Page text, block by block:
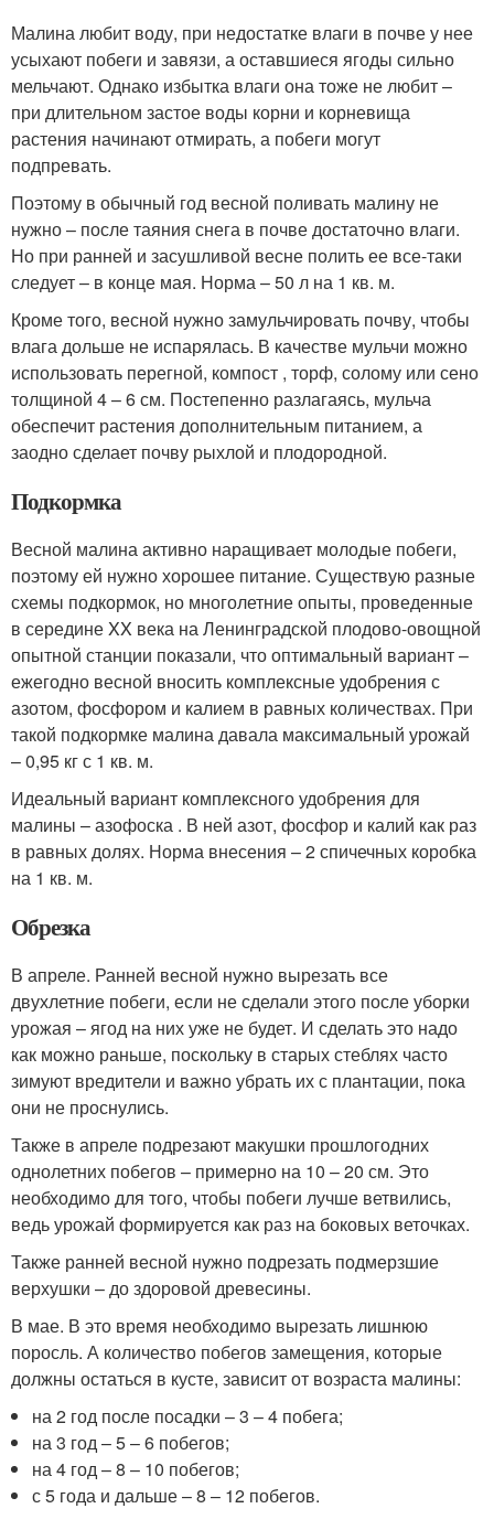
Малина любит воду, при недостатке влаги в почве у нее
усыхают побеги и завязи, а оставшиеся ягоды сильно
мельчают. Однако избытка влаги она тоже не любит –
при длительном застое воды корни и корневища
растения начинают отмирать, а побеги могут
подпревать.
Поэтому в обычный год весной поливать малину не
нужно – после таяния снега в почве достаточно влаги.
Но при ранней и засушливой весне полить ее все-таки
следует – в конце мая. Норма – 50 л на 1 кв. м.
Кроме того, весной нужно замульчировать почву, чтобы
влага дольше не испарялась. В качестве мульчи можно
использовать перегной, компост , торф, солому или сено
толщиной 4 – 6 см. Постепенно разлагаясь, мульча
обеспечит растения дополнительным питанием, а
заодно сделает почву рыхлой и плодородной.
Подкормка
Весной малина активно наращивает молодые побеги,
поэтому ей нужно хорошее питание. Существую разные
схемы подкормок, но многолетние опыты, проведенные
в середине XX века на Ленинградской плодово-овощной
опытной станции показали, что оптимальный вариант –
ежегодно весной вносить комплексные удобрения с
азотом, фосфором и калием в равных количествах. При
такой подкормке малина давала максимальный урожай
– 0,95 кг с 1 кв. м.
Идеальный вариант комплексного удобрения для
малины – азофоска . В ней азот, фосфор и калий как раз
в равных долях. Норма внесения – 2 спичечных коробка
на 1 кв. м.
Обрезка
В апреле. Ранней весной нужно вырезать все
двухлетние побеги, если не сделали этого после уборки
урожая – ягод на них уже не будет. И сделать это надо
как можно раньше, поскольку в старых стеблях часто
зимуют вредители и важно убрать их с плантации, пока
они не проснулись.
Также в апреле подрезают макушки прошлогодних
однолетних побегов – примерно на 10 – 20 см. Это
необходимо для того, чтобы побеги лучше ветвились,
ведь урожай формируется как раз на боковых веточках.
Также ранней весной нужно подрезать подмерзшие
верхушки – до здоровой древесины.
В мае. В это время необходимо вырезать лишнюю
поросль. А количество побегов замещения, которые
должны остаться в кусте, зависит от возраста малины:
на 2 год после посадки – 3 – 4 побега;
на 3 год – 5 – 6 побегов;
на 4 год – 8 – 10 побегов;
с 5 года и дальше – 8 – 12 побегов.